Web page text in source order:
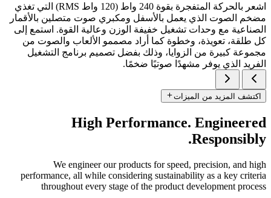
اشعر بالحركة المتفجرة بقوة 240 واط (120 واط RMS) التي تغذي
مضخم الصوت الذي يعمل بالأسفل ومكبري صوت متصلين بالأقمار
الصناعية مع وحدات تشغيل خفيفة الوزن وعالية القوة. استمع إلى
كل طلقة، تعويذة، وخطوة كما أراد مصممو الألعاب والصوت من
مجموعة كبيرة من الزوايا، وذلك بفضل تصميم برنامج التشغيل
الفريد الذي يوفر مشهدًا صوتيًا ضخمًا.
اكتشف المزيد من الميزات
High Performance. Engineered
Responsibly.
We engineer our products for speed, precision, and high
performance, all while considering sustainability as a key criteria
throughout every stage of the product development process